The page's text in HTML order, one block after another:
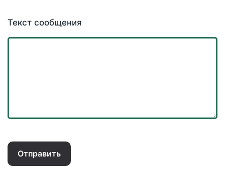
Текст сообщения
Отправить